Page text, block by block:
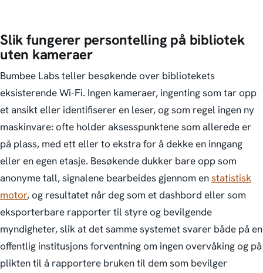
Slik fungerer persontelling på bibliotek
uten kameraer
Bumbee Labs teller besøkende over bibliotekets
eksisterende Wi-Fi. Ingen kameraer, ingenting som tar opp
et ansikt eller identifiserer en leser, og som regel ingen ny
maskinvare: ofte holder aksesspunktene som allerede er
på plass, med ett eller to ekstra for å dekke en inngang
eller en egen etasje. Besøkende dukker bare opp som
anonyme tall, signalene bearbeides gjennom enstatistisk
motor, og resultatet når deg som et dashbord eller som
eksporterbare rapporter til styre og bevilgende
myndigheter, slik at det samme systemet svarer både på en
offentlig institusjons forventning om ingen overvåking og på
plikten til å rapportere bruken til dem som bevilger